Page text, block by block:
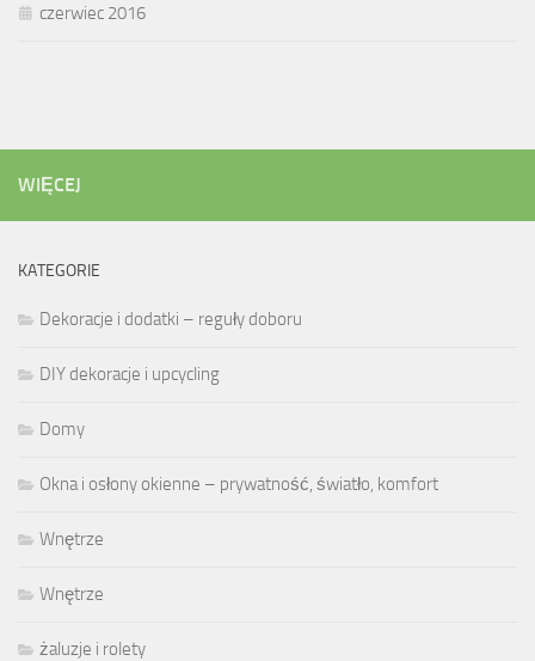
czerwiec 2016
WIĘCEJ
KATEGORIE
Dekoracje i dodatki – reguły doboru
DIY dekoracje i upcycling
Domy
Okna i osłony okienne – prywatność, światło, komfort
Wnętrze
Wnętrze
żaluzje i rolety